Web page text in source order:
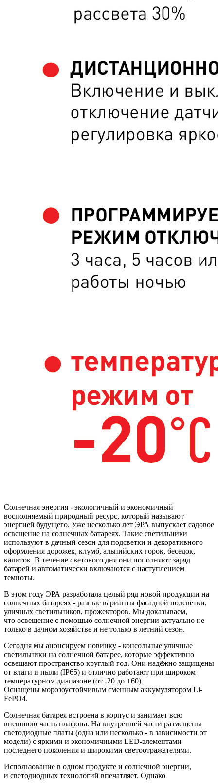
Солнечная энергия - экологичный и экономичный
восполняемый природный ресурс, который называют
энергией будущего. Уже несколько лет ЭРА выпускает садовое
освещение на солнечных батареях. Такие светильники
используют в дачный сезон для подсветки и декоративного
оформления дорожек, клумб, альпийских горок, беседок,
калиток. В течение светового дня они пополняют заряд
батарей и автоматически включаются с наступлением
темноты.
В этом году ЭРА разработала целый ряд новой продукции на
солнечных батареях - разные варианты фасадной подсветки,
уличных светильников, прожекторов. Мы доказываем,
что освещение с помощью солнечной энергии актуально не
только в дачном хозяйстве и не только в летний сезон.
Сегодня мы анонсируем новинку - консольные уличные
светильники на солнечной батарее, которые эффективно
освещают пространство круглый год. Они надёжно защищены
от влаги и пыли (IP65) и отлично работают при широком
температурном диапазоне (от -20 до +60).
Оснащены морозоустойчивым сменным аккумулятором Li-
FePO4.
Солнечная батарея встроена в корпус и занимает всю
внешнюю часть плафона. На внутренней части размещены
светодиодные платы (одна или несколько - в зависимости от
модели) с яркими и экономичными LED-элементами
последнего поколения и широкими светоотражателями.
Использование в одном продукте и солнечной энергии,
и светодиодных технологий впечатляет. Однако